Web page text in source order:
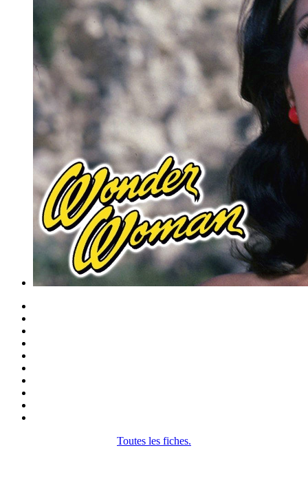
Toutes les fiches.